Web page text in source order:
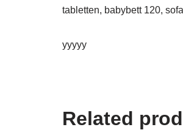
tabletten, babybett 120,
yyyyy
Related